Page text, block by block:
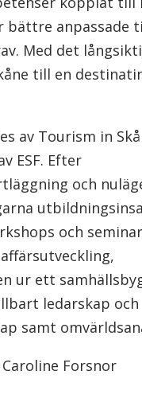
bättre anpassade
Med det
till en
av Tourism in
ESF. Efter
och
och
ur ett
ledarskap och
samt
Forsnor